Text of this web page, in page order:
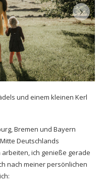
und einem kleinen Kerl
Bremen und Bayern
Deutschlands
ich genieße gerade
nach meiner persönlichen